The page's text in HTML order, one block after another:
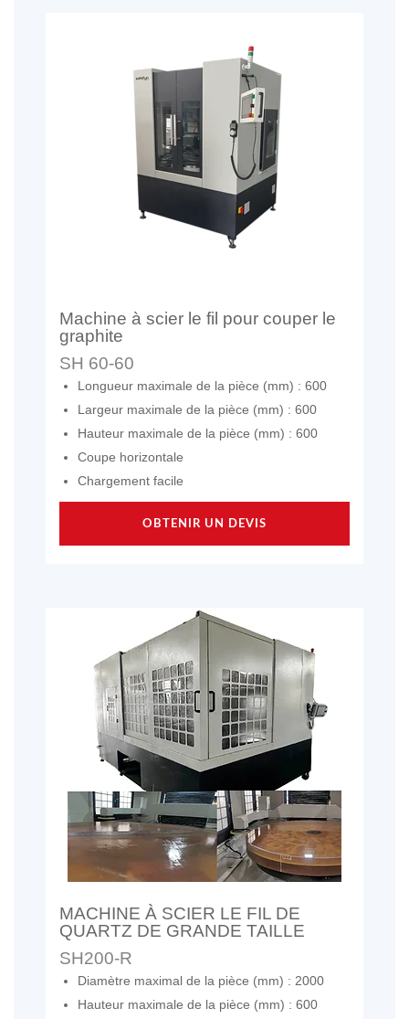
Machine à scier le fil pour couper le
graphite
SH 60-60
Longueur maximale de la pièce (mm) : 600
Largeur maximale de la pièce (mm) : 600
Hauteur maximale de la pièce (mm) : 600
Coupe horizontale
Chargement facile
OBTENIR UN DEVIS
MACHINE À SCIER LE FIL DE
QUARTZ DE GRANDE TAILLE
SH200-R
Diamètre maximal de la pièce (mm) : 2000
Hauteur maximale de la pièce (mm) : 600